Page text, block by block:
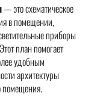
— это схематическое
в помещении,
приборы
план помогает
удобным
архитектуры
помещения.